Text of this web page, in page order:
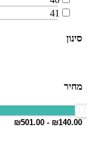
41
סינון
מחיר